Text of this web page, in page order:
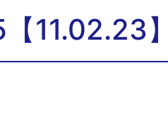
11.02.23】